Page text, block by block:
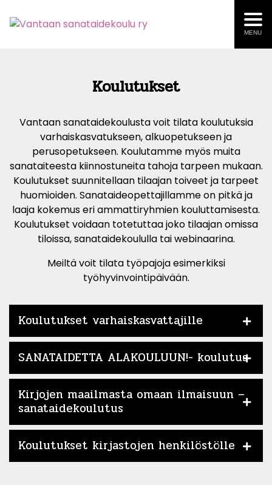
MENU
Koulutukset
Vantaan sanataidekoulusta voit tilata koulutuksia
varhaiskasvatukseen, alkuopetukseen ja
perusopetukseen. Koulutamme myös muita
sanataiteesta kiinnostuneita tahoja tarpeen mukaan.
Koulutukset suunnitellaan tilaajan toiveet ja tarpeet
huomioiden. Sanataideopettajillamme on pitkä ja
laaja kokemus eri ammattiryhmien kouluttamisesta.
Koulutukset voidaan totetuttaa joko tilaajan omissa
tiloissa, sanataidekoululla tai webinaarina.
Meiltä voit tilata työpajoja esimerkiksi
työhyvinvointipäivään.
Koulutukset varhaiskasvattajille
SANATAIDETTA ALAKOULUUN!- koulutus
Kirjojen maailmasta omaan ilmaisuun –
sanataidekoulutus
Koulutukset kirjastojen henkilöstölle